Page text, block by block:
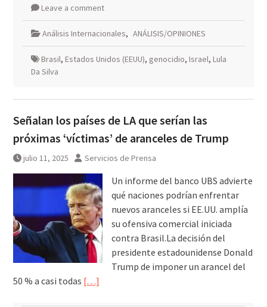
Leave a comment
Análisis Internacionales, ANÁLISIS/OPINIONES
Brasil, Estados Unidos (EEUU), genocidio, Israel, Lula
Da Silva
Señalan los países de LA que serían las
próximas ‘víctimas’ de aranceles de Trump
julio 11, 2025 Servicios de Prensa
Un informe del banco UBS advierte
qué naciones podrían enfrentar
nuevos aranceles si EE.UU. amplía
su ofensiva comercial iniciada
contra Brasil.La decisión del
presidente estadounidense Donald
Trump de imponer un arancel del
50 % a casi todas […]